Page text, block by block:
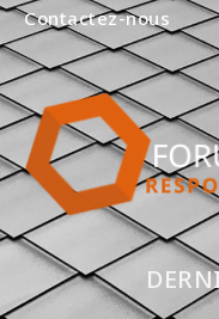
Contactez-nous